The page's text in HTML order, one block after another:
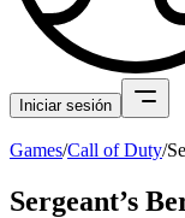
Iniciar sesión
Games/Call of Duty/
Sergeant’s